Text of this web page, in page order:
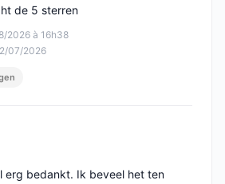
2026 à 16h38
07/2026
de 5 sterren
van 5
erg bedankt. Ik beveel het ten